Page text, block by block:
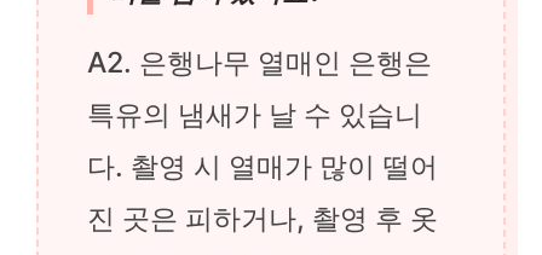
A2. 은행나무 열매인 은행은
특유의 냄새가 날 수 있습니
다. 촬영 시 열매가 많이 떨어
진 곳은 피하거나, 촬영 후 옷